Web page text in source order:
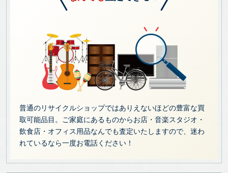
普通のリサイクルショップではありえないほどの豊富な買
取可能品目。ご家庭にあるものからお店・音楽スタジオ・
飲食店・オフィス用品なんでも査定いたしますので、迷わ
れているなら一度お電話ください！